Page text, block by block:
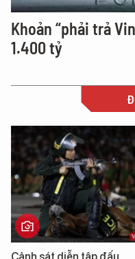
Khoản “phải trả
1.400 tỷ